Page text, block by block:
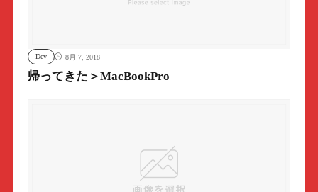
Dev 8月 7, 2018
帰ってきた＞MacBookPro